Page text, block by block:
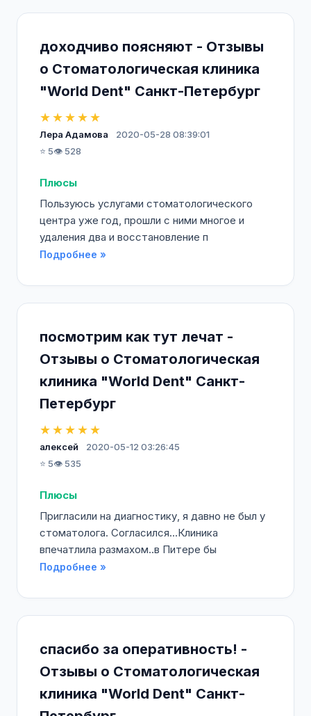
доходчиво поясняют - Отзывы
о Стоматологическая клиника
"World Dent" Санкт-Петербург
★★★★★
Лера Адамова
2020-05-28 08:39:01
⭐ 5👁️ 528
Плюсы
Пользуюсь услугами стоматологического
центра уже год, прошли с ними многое и
удаления два и восстановление п
Подробнее »
посмотрим как тут лечат -
Отзывы о Стоматологическая
клиника "World Dent" Санкт-
Петербург
★★★★★
алексей
2020-05-12 03:26:45
⭐ 5👁️ 535
Плюсы
Пригласили на диагностику, я давно не был у
стоматолога. Согласился...Клиника
впечатлила размахом..в Питере бы
Подробнее »
спасибо за оперативность! -
Отзывы о Стоматологическая
клиника "World Dent" Санкт-